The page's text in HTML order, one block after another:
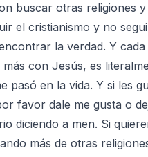
buscar otras religiones
el cristianismo y no
la verdad. Y cada
con Jesús, es
pasó en la vida. Y si les
favor dale me gusta o
diciendo a men. Si
más de otras